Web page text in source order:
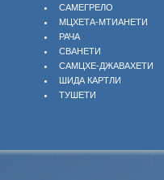
САМЕГРЕЛО
МЦХЕТА-МТИАНЕТИ
РАЧА
СВАНЕТИ
САМЦХЕ-ДЖАВАХЕТИ
ШИДА КАРТЛИ
ТУШЕТИ